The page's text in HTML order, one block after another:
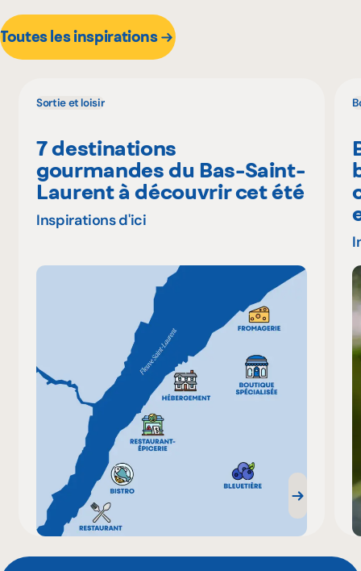
Toutes les inspirations
Sortie et loisir
7 destinations
gourmandes du Bas-Saint-
Laurent à découvrir cet été
Inspirations d'ici